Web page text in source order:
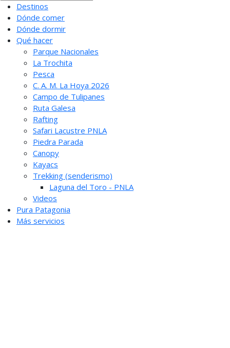
Destinos
Dónde comer
Dónde dormir
Qué hacer
Parque Nacionales
La Trochita
Pesca
C. A. M. La Hoya 2026
Campo de Tulipanes
Ruta Galesa
Rafting
Safari Lacustre PNLA
Piedra Parada
Canopy
Kayacs
Trekking (senderismo)
Laguna del Toro - PNLA
Videos
Pura Patagonia
Más servicios